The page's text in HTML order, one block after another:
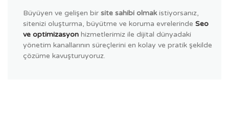
Büyüyen ve gelişen bir site sahibi olmakistiyorsanız,
sitenizi oluşturma, büyütme ve koruma evrelerinde Seo
ve optimizasyon hizmetlerimiz ile dijital dünyadaki
yönetim kanallarının süreçlerini en kolay ve pratik şekilde
çözüme kavuşturuyoruz.